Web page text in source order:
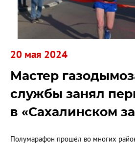
Мастер
службы занял
в «Сахалинском
Полумарафон прошёл во многих
20 мая 2024